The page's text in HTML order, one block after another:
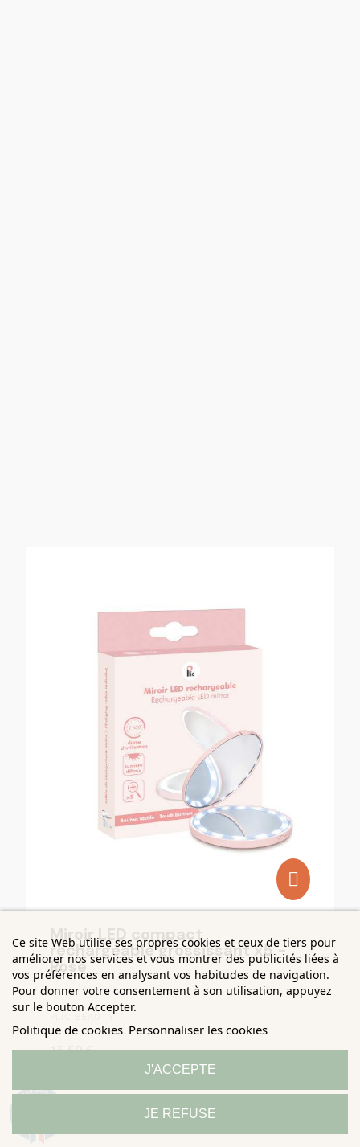
Miroir LED compact
rechargeable grossissant x5 -
Rose
PLIC BEAUTY
15,50 €
Ce site Web utilise ses propres cookies et ceux de tiers pour
améliorer nos services et vous montrer des publicités liées à
vos préférences en analysant vos habitudes de navigation.
Pour donner votre consentement à son utilisation, appuyez
sur le bouton Accepter.
Politique de cookies Personnaliser les cookies
JE REFUSE
J'ACCEPTE